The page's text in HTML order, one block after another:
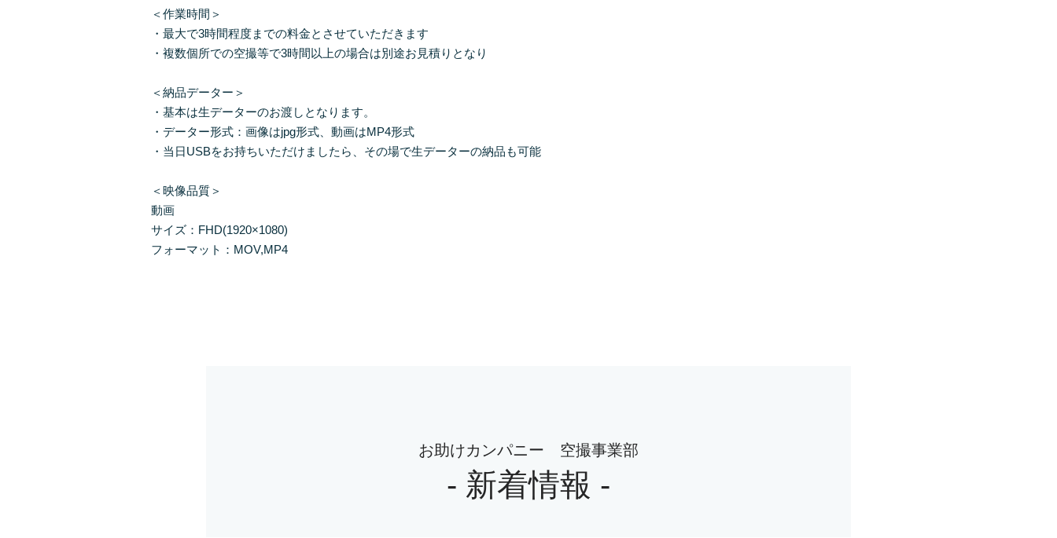
＜作業時間＞
・最大で3時間程度までの料金とさせていただきます
・複数個所での空撮等で3時間以上の場合は別途お見積りとなり
＜納品データー＞
・基本は生データーのお渡しとなります。
・データー形式：画像はjpg形式、動画はMP4形式
・当日USBをお持ちいただけましたら、その場で生データーの納品も可能
＜映像品質＞
動画
サイズ：FHD(1920×1080)
フォーマット：MOV,MP4
お助けカンパニー 空撮事業部
- 新着情報 -